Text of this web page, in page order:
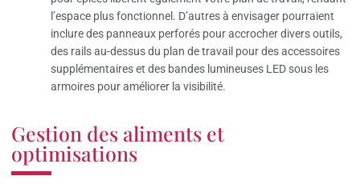
l’espace plus fonctionnel. D’autres à envisager pourraient
inclure des panneaux perforés pour accrocher divers outils,
des rails au-dessus du plan de travail pour des accessoires
supplémentaires et des bandes lumineuses LED sous les
armoires pour améliorer la visibilité.
Gestion des aliments et
optimisations